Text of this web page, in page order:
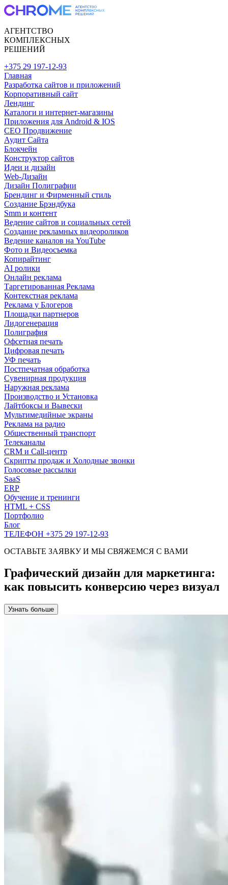
АГЕНТСТВО
КОМПЛЕКСНЫХ
РЕШЕНИЙ
+375 29 197-12-93
Главная
Разработка сайтов и приложений
Корпоративный сайт
Лендинг
Каталоги и интернет-магазины
Приложения для Android & IOS
CEO Продвижение
Аудит Сайта
Блокчейн
Конструктор сайтов
Идеи и дизайн
Web-Дизайн
Дизайн Полиграфии
Брендинг и Фирменный стиль
Создание Брэндбука
Smm и контент
Ведение сайтов и социальных сетей
Создание рекламных видеороликов
Ведение каналов на YouTube
Фото и Видеосъемка
Копирайтинг
AI ролики
Онлайн реклама
Таргетированная Реклама
Контекстная реклама
Реклама у Блогеров
Площадки партнеров
Лидогенерация
Полиграфия
Офсетная печать
Цифровая печать
УФ печать
Постпечатная обработка
Сувенирная продукция
Наружная реклама
Производство и Установка
Лайтбоксы и Вывески
Мультимедийные экраны
Реклама на радио
Общественный транспорт
Телеканалы
CRM и Call-центр
Скрипты продаж и Холодные звонки
Голосовые рассылки
SaaS
ERP
Обучение и тренинги
HTML + CSS
Портфолио
Блог
ТЕЛЕФОН +375 29 197-12-93
ОСТАВЬТЕ ЗАЯВКУ И МЫ СВЯЖЕМСЯ С ВАМИ
Графический дизайн для маркетинга:
как повысить конверсию через визуал
Узнать больше